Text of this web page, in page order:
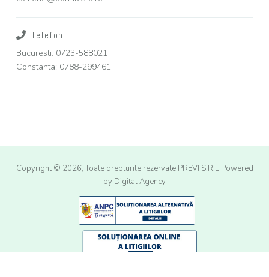
Telefon
Bucuresti: 0723-588021
Constanta: 0788-299461
Copyright © 2026, Toate drepturile rezervate PREVI S.R.L Powered
by Digital Agency